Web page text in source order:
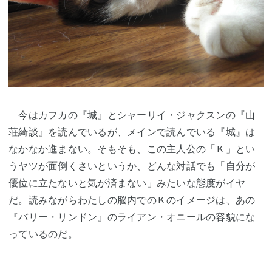
今はカフカの『城』とシャーリイ・ジャクスンの『山
荘綺談』を読んでいるが、メインで読んでいる『城』は
なかなか進まない。そもそも、この主人公の「Ｋ」とい
うヤツが面倒くさいというか、どんな対話でも「自分が
優位に立たないと気が済まない」みたいな態度がイヤ
だ。読みながらわたしの脳内でのＫのイメージは、あの
『バリー・リンドン』のライアン・オニールの容貌にな
っているのだ。